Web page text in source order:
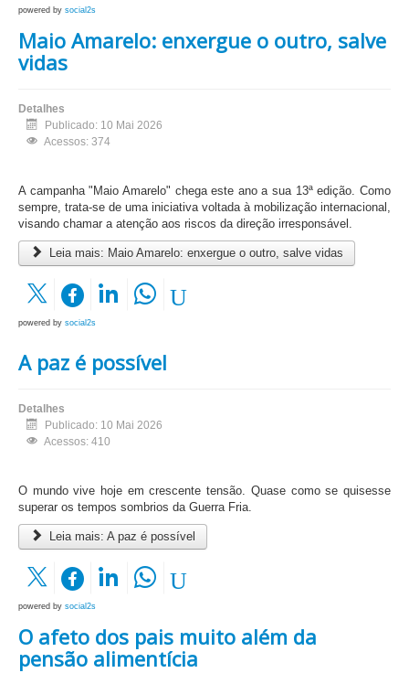
powered by social2s
Maio Amarelo: enxergue o outro, salve
vidas
Detalhes
Publicado: 10 Mai 2026
Acessos: 374
A campanha "Maio Amarelo" chega este ano a sua 13ª edição. Como
sempre, trata-se de uma iniciativa voltada à mobilização internacional,
visando chamar a atenção aos riscos da direção irresponsável.
Leia mais: Maio Amarelo: enxergue o outro, salve vidas
powered by social2s
A paz é possível
Detalhes
Publicado: 10 Mai 2026
Acessos: 410
O mundo vive hoje em crescente tensão. Quase como se quisesse
superar os tempos sombrios da Guerra Fria.
Leia mais: A paz é possível
powered by social2s
O afeto dos pais muito além da
pensão alimentícia